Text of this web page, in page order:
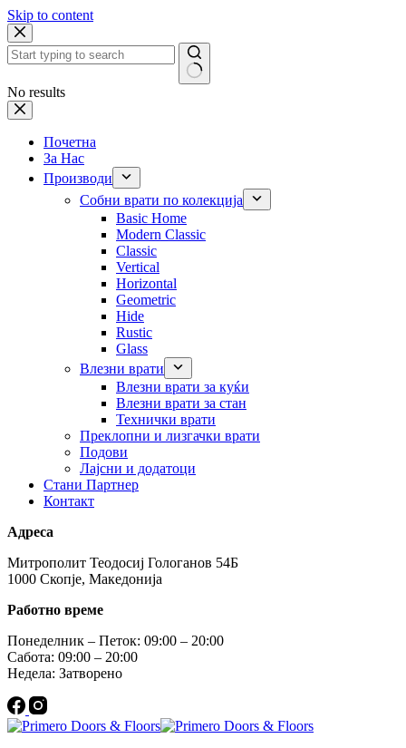
Skip to content
No results
Почетна
За Нас
Производи
Собни врати по колекција
Basic Home
Modern Classic
Classic
Vertical
Horizontal
Geometric
Hide
Rustic
Glass
Влезни врати
Влезни врати за куќи
Влезни врати за стан
Технички врати
Преклопни и лизгачки врати
Подови
Лајсни и додатоци
Стани Партнер
Контакт
Адреса
Митрополит Теодосиј Гологанов 54Б
1000 Скопје, Македонија
Работно време
Понеделник – Петок: 09:00 – 20:00
Сабота: 09:00 – 20:00
Недела: Затворено